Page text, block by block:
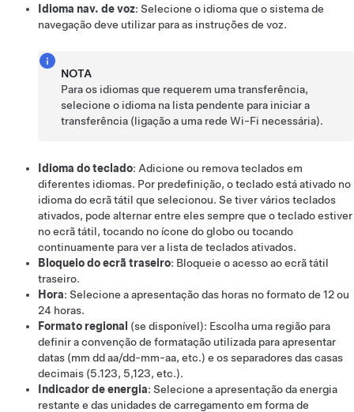
Idioma nav. de voz: Selecione o idioma que o sistema de
navegação deve utilizar para as instruções de voz.
NOTA
Para os idiomas que requerem uma transferência,
selecione o idioma na lista pendente para iniciar a
transferência (ligação a uma rede Wi-Fi necessária).
Idioma do teclado: Adicione ou remova teclados em
diferentes idiomas. Por predefinição, o teclado está ativado no
idioma do ecrã tátil que selecionou. Se tiver vários teclados
ativados, pode alternar entre eles sempre que o teclado estiver
no ecrã tátil, tocando no ícone do globo ou tocando
continuamente para ver a lista de teclados ativados.
Bloqueio do ecrã traseiro: Bloqueie o acesso ao ecrã tátil
traseiro.
Hora: Selecione a apresentação das horas no formato de 12 ou
24 horas.
Formato regional (se disponível): Escolha uma região para
definir a convenção de formatação utilizada para apresentar
datas (mm dd aa/dd-mm-aa, etc.) e os separadores das casas
decimais (5.123, 5,123, etc.).
Indicador de energia: Selecione a apresentação da energia
restante e das unidades de carregamento em forma de